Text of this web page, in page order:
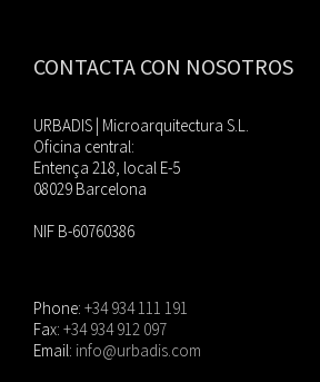
CONTACTA CON NOSOTROS
URBADIS | Microarquitectura S.L.
Oficina central:
Entença 218, local E-5
08029 Barcelona
NIF B-60760386
Phone: +34 934 111 191
Fax: +34 934 912 097
Email: info@urbadis.com